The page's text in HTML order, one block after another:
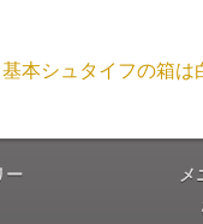
使用しております
保護されますので
商品画像は撮影用
「ベアちゃ
基本シュタイフの箱は
ー
メ